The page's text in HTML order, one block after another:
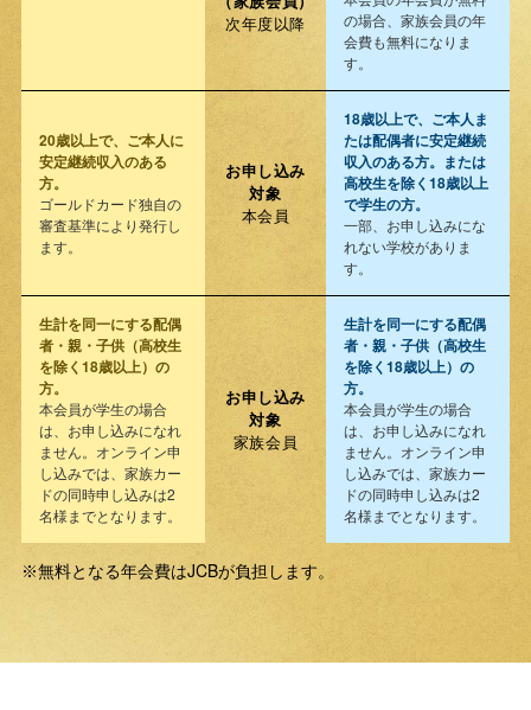
次年度以降
の場合、家族会員の年
会費も無料になりま
す。
20歳以上で、ご本人に
安定継続収入のある
方。
ゴールドカード独自の
審査基準により発行し
ます。
お申し込み
対象
本会員
18歳以上で、ご本人ま
たは配偶者に安定継続
収入のある方。または
高校生を除く18歳以上
で学生の方。
一部、お申し込みにな
れない学校がありま
す。
生計を同一にする配偶
者・親・子供（高校生
を除く18歳以上）の
方。
本会員が学生の場合
は、お申し込みになれ
ません。オンライン申
し込みでは、家族カー
ドの同時申し込みは2
名様までとなります。
お申し込み
対象
家族会員
生計を同一にする配偶
者・親・子供（高校生
を除く18歳以上）の
方。
本会員が学生の場合
は、お申し込みになれ
ません。オンライン申
し込みでは、家族カー
ドの同時申し込みは2
名様までとなります。
※無料となる年会費はJCBが負担します。